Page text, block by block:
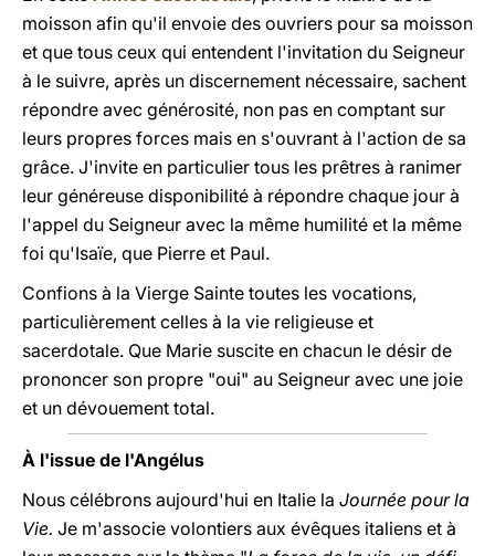
moisson afin qu'il envoie des ouvriers pour sa moisson
et que tous ceux qui entendent l'invitation du Seigneur
à le suivre, après un discernement nécessaire, sachent
répondre avec générosité, non pas en comptant sur
leurs propres forces mais en s'ouvrant à l'action de sa
grâce. J'invite en particulier tous les prêtres à ranimer
leur généreuse disponibilité à répondre chaque jour à
l'appel du Seigneur avec la même humilité et la même
foi qu'Isaïe, que Pierre et Paul.
Confions à la Vierge Sainte toutes les vocations,
particulièrement celles à la vie religieuse et
sacerdotale. Que Marie suscite en chacun le désir de
prononcer son propre "oui" au Seigneur avec une joie
et un dévouement total.
À l'issue de l'Angélus
Nous célébrons aujourd'hui en Italie la Journée pour la
Vie. Je m'associe volontiers aux évêques italiens et à